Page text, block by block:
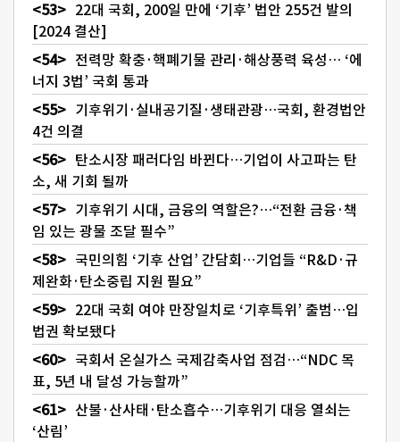
22대 국회, 200일 만에 ‘기후’ 법안 255건 발의
[2024 결산]
전력망 확충·핵폐기물 관리·해상풍력 육성… ‘에
너지 3법’ 국회 통과
기후위기·실내공기질·생태관광…국회, 환경법안
4건 의결
탄소시장 패러다임 바뀐다…기업이 사고파는 탄
소, 새 기회 될까
기후위기 시대, 금융의 역할은?…“전환 금융·책
임 있는 광물 조달 필수”
국민의힘 ‘기후 산업’ 간담회…기업들 “R&D·규
제완화·탄소중립 지원 필요”
22대 국회 여야 만장일치로 ‘기후특위’ 출범…입
법권 확보됐다
국회서 온실가스 국제감축사업 점검…“NDC 목
표, 5년 내 달성 가능할까”
산불·산사태·탄소흡수…기후위기 대응 열쇠는
‘산림’